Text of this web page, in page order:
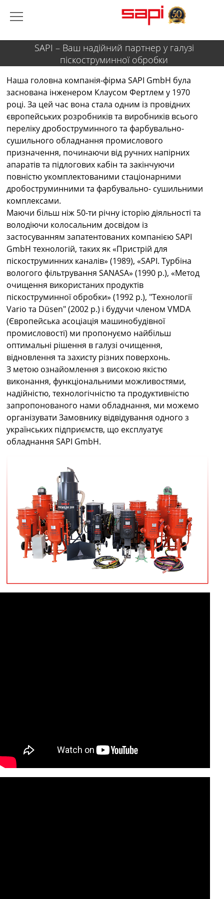
SAPI – Ваш надійний партнер у галузі
піскоструминної обробки
Наша головна компанія-фірма SAPI GmbH була
заснована інженером Клаусом Фертлем у 1970
році. За цей час вона стала одним із провідних
європейських розробників та виробників всього
переліку дробоструминного та фарбувально-
сушильного обладнання промислового
призначення, починаючи від ручних напірних
апаратів та підлогових кабін та закінчуючи
повністю укомплектованими стаціонарними
дробоструминними та фарбувально- сушильними
комплексами.
Маючи більш ніж 50-ти річну історію діяльності та
володіючи колосальним досвідом із
застосуванням запатентованих компанією SAPI
GmbH технологій, таких як «Пристрій для
піскоструминних каналів» (1989), «SAPI. Турбіна
вологого фільтрування SANASA» (1990 р.), «Метод
очищення використаних продуктів
піскоструминної обробки» (1992 р.), "Технології
Vario та Düsen" (2002 р.) і будучи членом VMDA
(Європейська асоціація машинобудівної
промисловості) ми пропонуємо найбільш
оптимальні рішення в галузі очищення,
відновлення та захисту різних поверхонь.
З метою ознайомлення з високою якістю
виконання, функціональними можливостями,
надійністю, технологічністю та продуктивністю
запропонованого нами обладнання, ми можемо
організувати Замовнику відвідування одного з
українських підприємств, що експлуатує
обладнання SAPI GmbH.